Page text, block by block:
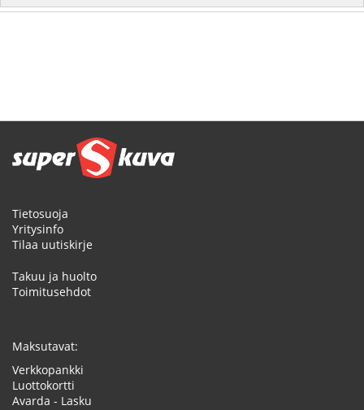
Tietosuoja
Yritysinfo
Tilaa uutiskirje
Takuu ja huolto
Toimitusehdot
Maksutavat:
Verkkopankki
Luottokortti
Avarda - Lasku